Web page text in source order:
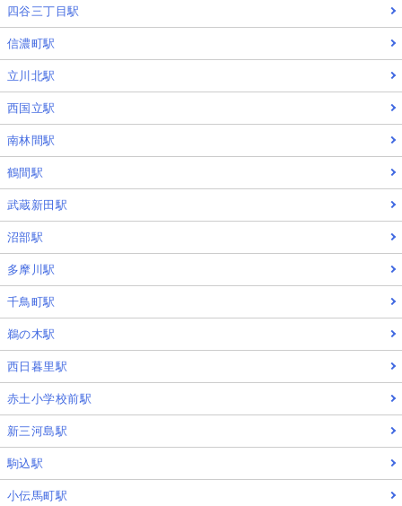
四谷三丁目駅
信濃町駅
立川北駅
西国立駅
南林間駅
鶴間駅
武蔵新田駅
沼部駅
多摩川駅
千鳥町駅
鵜の木駅
西日暮里駅
赤土小学校前駅
新三河島駅
駒込駅
小伝馬町駅